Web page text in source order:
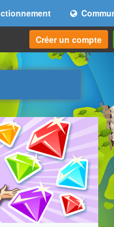
Créer un compte